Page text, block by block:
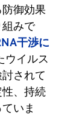
御効果
みで
干渉に
ウイルス
されて
、持続
いま